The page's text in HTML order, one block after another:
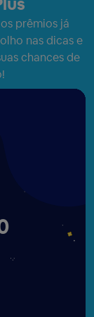
prêmios já
nas dicas e
chances de